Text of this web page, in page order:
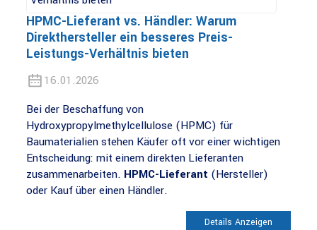
HPMC-Lieferant vs. Händler: Warum
Direkthersteller ein besseres Preis-
Leistungs-Verhältnis bieten
16.01.2026
Bei der Beschaffung von
Hydroxypropylmethylcellulose (HPMC) für
Baumaterialien stehen Käufer oft vor einer wichtigen
Entscheidung: mit einem direkten Lieferanten
zusammenarbeiten. HPMC-Lieferant (Hersteller)
oder Kauf über einen Händler.
Details Anzeigen